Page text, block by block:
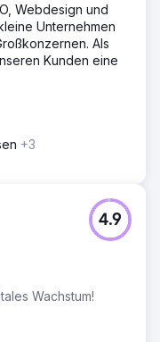
im Rahmen der
Konkurrenz
Angeboten und
Ausrüstung
jugendlicher
zu
Steigerung
Webdesign und
Unternehmen
Als
Kunden eine
+3
Wachstum!
4.9